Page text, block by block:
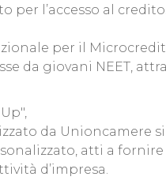
l’accesso al
per il
da giovani NEET,
da Unioncamere
atti a fornire
d’impresa.